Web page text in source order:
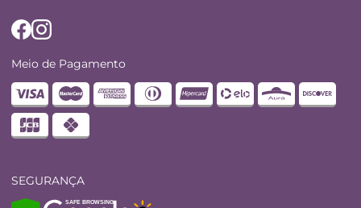
Meio de Pagamento
SEGURANÇA
SAFE BROWSING